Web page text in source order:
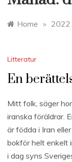
Home » 2022
Litteratur
En
Mitt folk, säger
iranska föräldrar.
är födda i Iran
bokför helt enkelt
i dag syns